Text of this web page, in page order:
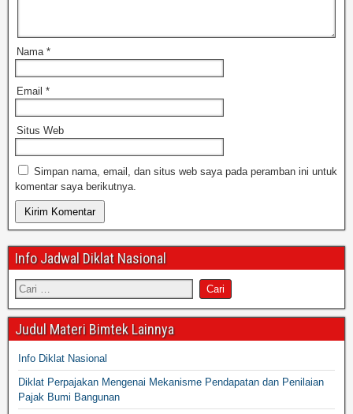
Nama *
Email *
Situs Web
Simpan nama, email, dan situs web saya pada peramban ini untuk
komentar saya berikutnya.
Info Jadwal Diklat Nasional
Judul Materi Bimtek Lainnya
Info Diklat Nasional
Diklat Perpajakan Mengenai Mekanisme Pendapatan dan Penilaian
Pajak Bumi Bangunan